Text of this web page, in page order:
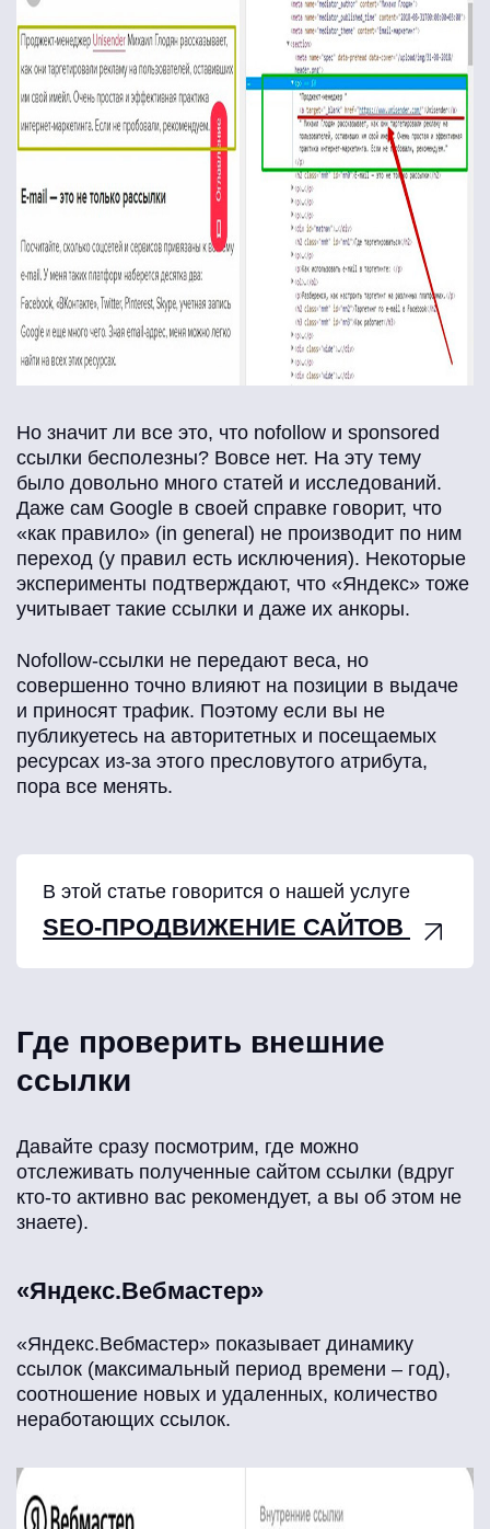
Но значит ли все это, что nofollow и sponsored
ссылки бесполезны? Вовсе нет. На эту тему
было довольно много статей и исследований.
Даже сам Google в своей справке говорит, что
«как правило» (in general) не производит по ним
переход (у правил есть исключения). Некоторые
эксперименты подтверждают, что «Яндекс» тоже
учитывает такие ссылки и даже их анкоры.
Nofollow-ссылки не передают веса, но
совершенно точно влияют на позиции в выдаче
и приносят трафик. Поэтому если вы не
публикуетесь на авторитетных и посещаемых
ресурсах из-за этого пресловутого атрибута,
пора все менять.
В этой статье говорится о нашей услуге
SEO-ПРОДВИЖЕНИЕ САЙТОВ
Где проверить внешние
ссылки
Давайте сразу посмотрим, где можно
отслеживать полученные сайтом ссылки (вдруг
кто-то активно вас рекомендует, а вы об этом не
знаете).
«Яндекс.Вебмастер»
«Яндекс.Вебмастер» показывает динамику
ссылок (максимальный период времени – год),
соотношение новых и удаленных, количество
неработающих ссылок.